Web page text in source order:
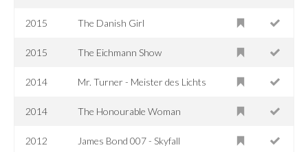
2015 The Danish Girl
2015 The Eichmann Show
2014 Mr. Turner - Meister des Lichts
2014 The Honourable Woman
2012 James Bond 007 - Skyfall